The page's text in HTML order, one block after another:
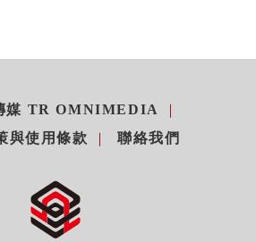
媒 TR OMNIMEDIA
與使用條款
聯絡我們